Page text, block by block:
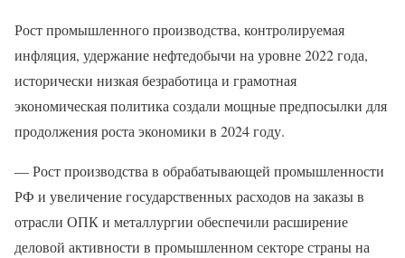
Рост промышленного производства, контролируемая
инфляция, удержание нефтедобычи на уровне 2022 года,
исторически низкая безработица и грамотная
экономическая политика создали мощные предпосылки для
продолжения роста экономики в 2024 году.
— Рост производства в обрабатывающей промышленности
РФ и увеличение государственных расходов на заказы в
отрасли ОПК и металлургии обеспечили расширение
деловой активности в промышленном секторе страны на